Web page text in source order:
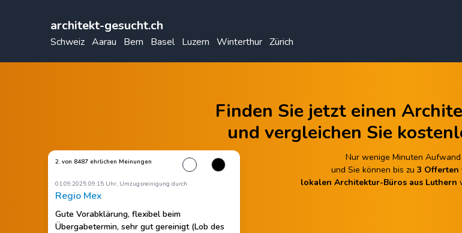
architekt-gesucht.ch
Schweiz Aarau Bern Basel Luzern Winterthur Zürich
Finden Sie jetzt einen
und vergleichen Sie
Nur wenige Minuten Aufwand
und Sie können bis zu 3 Offerten
lokalen Architektur-Büros aus Luthern
2. von 8487 ehrlichen Meinungen
01.09.2025 09:15 Uhr, Umzugsreinigung durch
Regio Mex
Gute Vorabklärung, flexibel beim
Übergabetermin, sehr gut gereinigt (Lob des